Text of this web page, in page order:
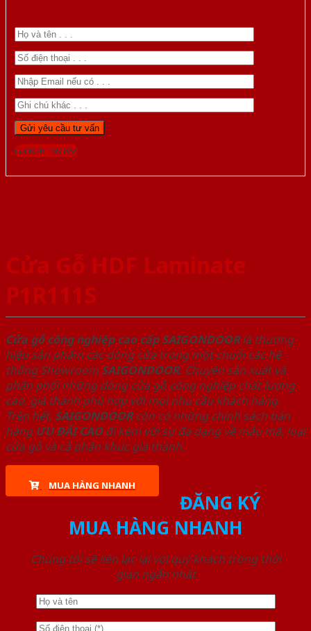
Gọi 0976.169.864
Cửa Gỗ HDF Laminate
P1R111S
Cửa gỗ công nghiệp cao cấp SAIGONDOORlà thương
hiệu sản phẩm các dòng cửa trong một chuỗi các hệ
thống Showroom SAIGONDOOR. Chuyên sản xuất và
phân phối những dòng cửa gỗ công nghiệp chất lượng
cao, giá thành phù hợp với mọi nhu cầu khách hàng.
Trên hết, SAIGONDOORcòn có những chính sách bán
hàng ƯU ĐÃI CAOđi kèm với sự đa dạng về mẫu mã, loại
cửa gỗ và cả phân khúc giá thành.
MUA HÀNG NHANH
ĐĂNG KÝ
MUA HÀNG NHANH
Chúng tôi sẽ liên lạc lại với quý khách trong thời
gian ngắn nhất